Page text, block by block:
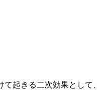
起きる二次効果として、